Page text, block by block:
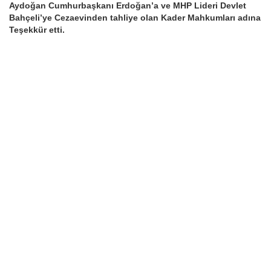
Aydoğan Cumhurbaşkanı Erdoğan’a ve MHP Lideri Devlet
Bahçeli’ye Cezaevinden tahliye olan Kader Mahkumları adına
Teşekkür etti.